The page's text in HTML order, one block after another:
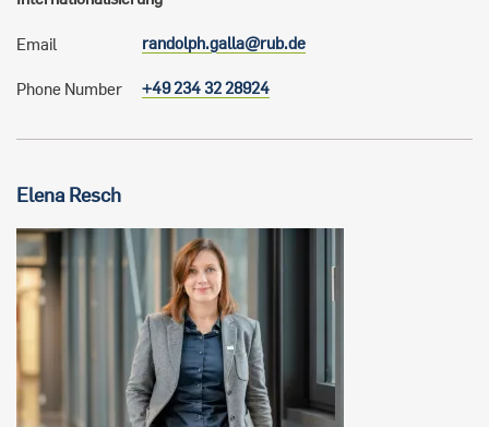
Email randolph.galla@rub.de
Phone Number +49 234 32 28924
Elena Resch